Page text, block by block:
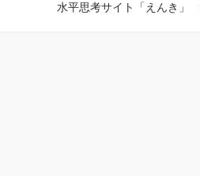
水平思考サイト「えんき」